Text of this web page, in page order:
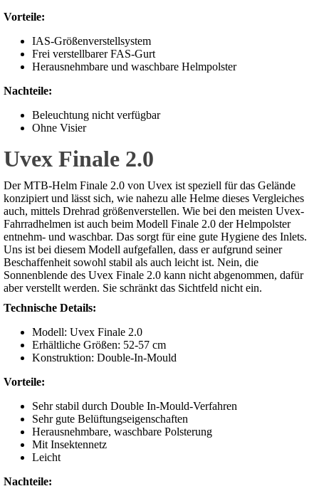
Vorteile:
IAS-Größenverstellsystem
Frei verstellbarer FAS-Gurt
Herausnehmbare und waschbare Helmpolster
Nachteile:
Beleuchtung nicht verfügbar
Ohne Visier
Uvex Finale 2.0
Der MTB-Helm Finale 2.0 von Uvex ist speziell für das Gelände
konzipiert und lässt sich, wie nahezu alle Helme dieses Vergleiches
auch, mittels Drehrad größenverstellen. Wie bei den meisten Uvex-
Fahrradhelmen ist auch beim Modell Finale 2.0 der Helmpolster
entnehm- und waschbar. Das sorgt für eine gute Hygiene des Inlets.
Uns ist bei diesem Modell aufgefallen, dass er aufgrund seiner
Beschaffenheit sowohl stabil als auch leicht ist. Nein, die
Sonnenblende des Uvex Finale 2.0 kann nicht abgenommen, dafür
aber verstellt werden. Sie schränkt das Sichtfeld nicht ein.
Technische Details:
Modell: Uvex Finale 2.0
Erhältliche Größen: 52-57 cm
Konstruktion: Double-In-Mould
Vorteile:
Sehr stabil durch Double In-Mould-Verfahren
Sehr gute Belüftungseigenschaften
Herausnehmbare, waschbare Polsterung
Mit Insektennetz
Leicht
Nachteile: